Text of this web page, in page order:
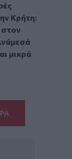
Κρήτη:
μικρά